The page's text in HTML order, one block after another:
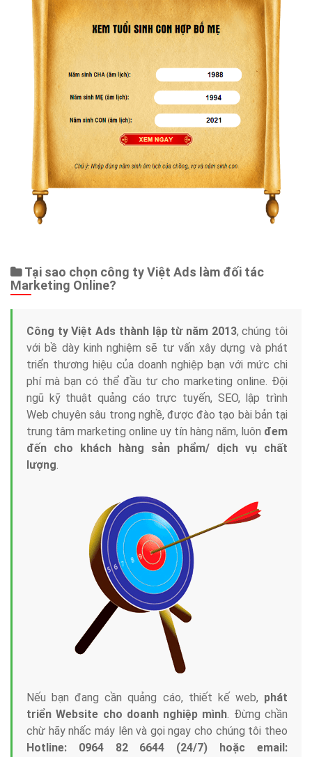
Tại sao chọn công ty Việt Ads làm đối tác
Marketing Online?
Công ty Việt Ads thành lập từ năm 2013, chúng tôi
với bề dày kinh nghiệm sẽ tư vấn xây dựng và phát
triển thương hiệu của doanh nghiệp bạn với mức chi
phí mà bạn có thể đầu tư cho marketing online. Đội
ngũ kỹ thuật quảng cáo trực tuyến, SEO, lập trình
Web chuyên sâu trong nghề, được đào tạo bài bản tại
trung tâm marketing online uy tín hàng năm, luôn đem
đến cho khách hàng sản phẩm/ dịch vụ chất
lượng.
Nếu bạn đang cần quảng cáo, thiết kế web, phát
triển Website cho doanh nghiệp mình. Đừng chần
chừ hãy nhấc máy lên và gọi ngay cho chúng tôi theo
Hotline: 0964 82 6644 (24/7) hoặc email: